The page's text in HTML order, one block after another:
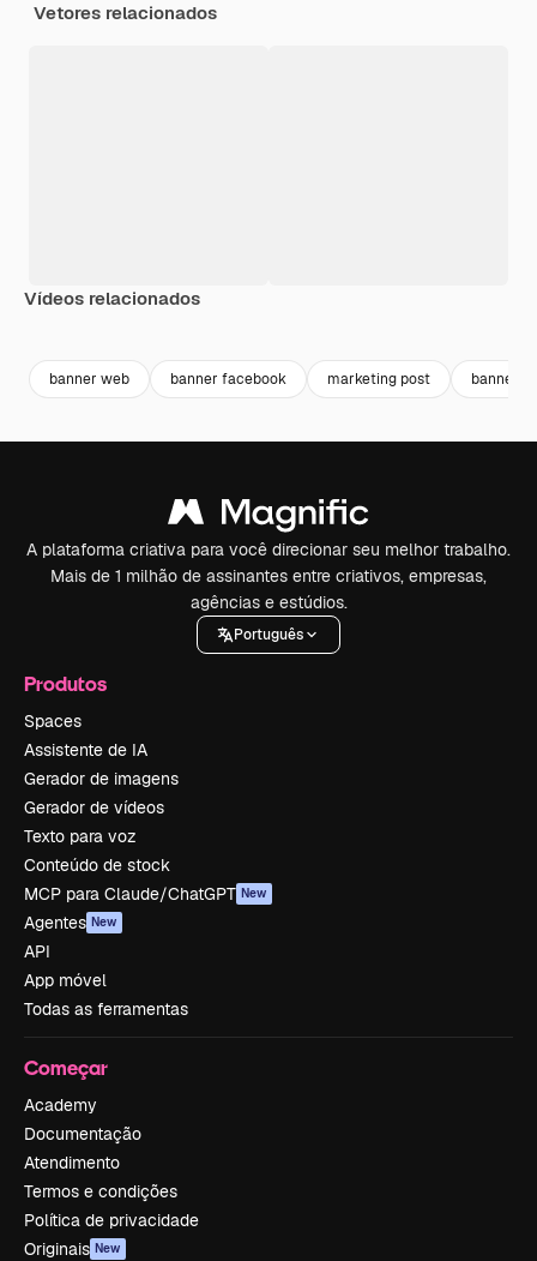
Vetores relacionados
Vídeos relacionados
banner web banner facebook marketing post banner
A plataforma criativa para você direcionar seu melhor trabalho.
Mais de 1 milhão de assinantes entre criativos, empresas,
agências e estúdios.
Português
Produtos
Spaces
Assistente de IA
Gerador de imagens
Gerador de vídeos
Texto para voz
Conteúdo de stock
MCP para Claude/ChatGPT New
Agentes New
API
App móvel
Todas as ferramentas
Começar
Academy
Documentação
Atendimento
Termos e condições
Política de privacidade
Originais New